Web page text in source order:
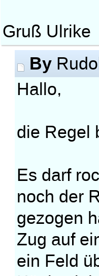
Gruß Ulrike
By
Hallo,
die Regel
Es darf
noch der
gezogen
Zug auf
ein Feld